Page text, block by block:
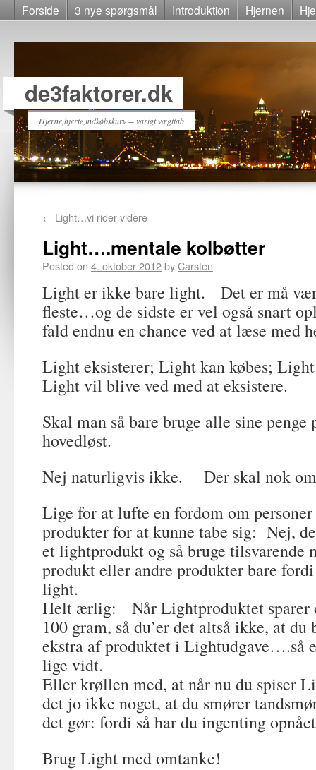
Forside 3 nye spørgsmål Introduktion Hjernen
de3faktorer.dk
Hjerne,hjerte,indkøbskurv = varigt vægttab
← Light…vi rider videre
Light….mentale kolbøtter
Posted on 4. oktober 2012byCarsten
Light er ikke bare light. Det er må
fleste…og de sidste er vel også snart
fald endnu en chance ved at læse med
Light eksisterer; Light kan købes;
Light vil blive ved med at eksistere.
Skal man så bare bruge alle sine penge
hovedløst.
Nej naturligvis ikke. Der skal nok
Lige for at lufte en fordom om
produkter for at kunne tabe sig: Nej,
et lightprodukt og så bruge tilsvarende
produkt eller andre produkter bare
light.
Helt ærlig: Når Lightproduktet sparer
100 gram, så du’er det altså ikke, at du
ekstra af produktet i Lightudgave….så
lige vidt.
Eller krøllen med, at når nu du spiser
det jo ikke noget, at du smører
det gør: fordi så har du ingenting
Brug Light med omtanke!